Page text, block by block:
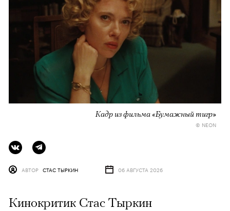
Кадр из фильма «Бумажный тигр»
© NEON
АВТОР СТАС ТЫРКИН 06 АВГУСТА 2026
Кинокритик Стас Тыркин